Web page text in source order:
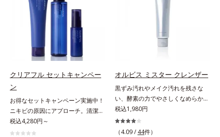
ラニンの生成を抑え、シミ・ソバカ
スを防ぐ（ウォッシュを除く）*2
オルビス内スキンケアシリーズの保
湿力*3 年齢に応じたお手入れのこ
と*4 剥がれずに肌に蓄積した古い
角層*5 乾燥による*6 洗浄によ
る物理的効果*7 うるおいによる
*8 乾燥、ハリ・ツヤのなさ*9
保湿成分*10 ロニセラカエルレア
果汁、ノバラエキス配合＝うるおい
を与えハリと透明感に満ちた肌へ導
く保湿成分*11 メマツヨイグサ抽
出液、スイカズラエキス配合＝角層
ぐ（ウォッシュ除く）*2 オルビス
るおいによる*5 乾燥、ハリ・ツヤ
のなさ*6 乾燥による*7 保湿成分*8
キス配合＝うるおいを与えハリと透
明感に満ちた肌へ導く保湿成分*9
メマツヨイグサ抽出液、スイカズラ
エキス配合＝角層のすみずみまで水
分・油分を保ち、ハリ・ツヤを与え
る保湿成分*10 気持ちのこと各商品
の詳しい情報は商品ページをご覧く
ビスグループ独自の肌荒れ防止有効
成分として、「DF-パンテノール
(*3)」を国内唯一(*4)、高濃度で配
合。角層のバリア機能にアプローチ
して肌荒れを防ぎ、肌不調にゆらが
ない肌を叶えます。そして、独自研
究に基づいたアプローチ成分「MC
アクティベーター(*5)」。肌のうる
おいを引き出し・高めて、ハリ感あ
ふれる肌へと導きます。うるおいに
満ちたゆらがない肌をご体感いただ
くために設計された3ステップで、
いつも力強く美しくあり続けるあな
ラーゲンが肌をいたわりながらうる
おいを与え、バリア機能を維持。ニ
さらにビタミンC誘導体をはじめと
した5種の整肌成分(*1)から成る
放出する特殊技術によって、高い浸
透力(*2)と安定性を実現。毛穴の目
立ちをしっかりケア(*3)して、ゆら
ぎやすいニキビ肌を、みずみずしい
清潔な垢抜け肌(*4)へと導きます。
たっぷりの保湿成分で低刺激。敏感
クリアフル セットキャンペー
ン
お得なセットキャンペーン実施中！
ニキビの原因にアプローチ。清潔な
垢抜け肌(*1)へ。「ニキビをくり返
してしまう」「毛穴目立ち(*2)が気
税込4,280円～
オルビス ミスター クレンザー
黒ずみ汚れやメイク汚れを残さな
い、酵素の力でやさしくなめらかに
洗い上げるW洗顔不要のスペシャル
クレンザー。過剰な皮脂とその皮脂
汚れが詰まって発生する黒ずみ汚れ
税込1,980円
（4.09 / 44件）